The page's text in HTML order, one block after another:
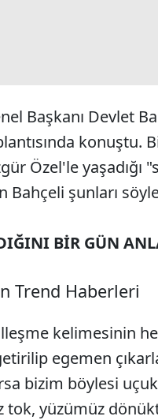
Başkanı Devlet
konuştu.
Özel'le yaşadığı
Bahçeli şunları
BİR GÜN
Trend Haberleri
kelimesinin
egemen
bizim böylesi
tok, yüzümüz